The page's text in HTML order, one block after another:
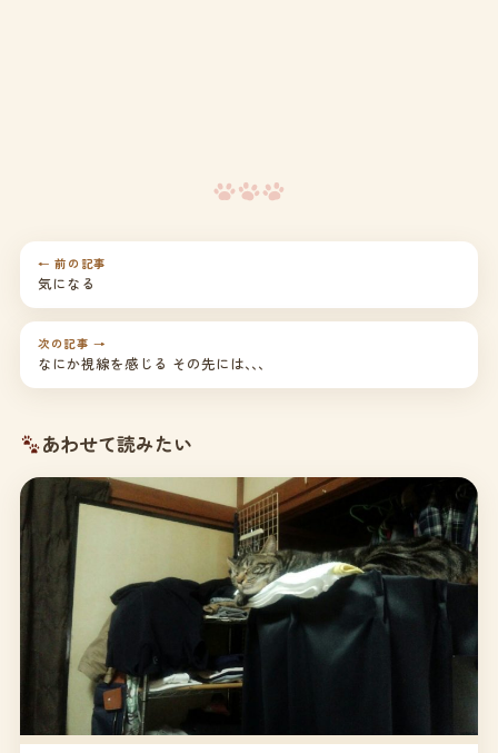
← 前の記事
気になる
次の記事 →
なにか視線を感じる その先には､､､
あわせて読みたい